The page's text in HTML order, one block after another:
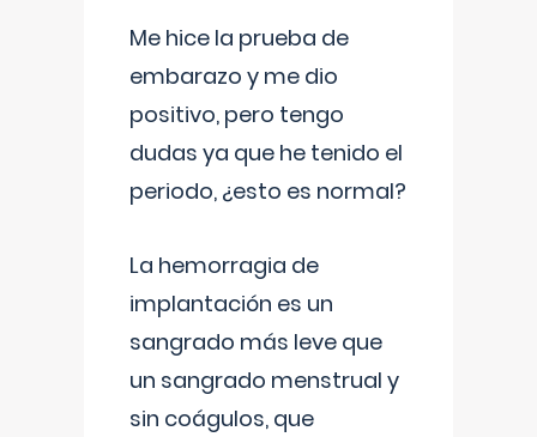
Me hice la prueba de
embarazo y me dio
positivo, pero tengo
dudas ya que he tenido el
periodo, ¿esto es normal?
La hemorragia de
implantación es un
sangrado más leve que
un sangrado menstrual y
sin coágulos, que